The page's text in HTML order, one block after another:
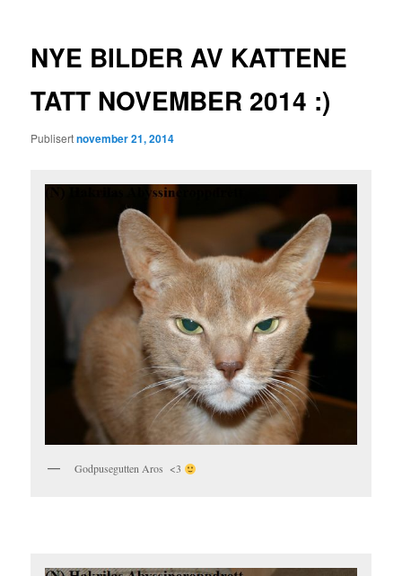
NYE BILDER AV KATTENE
TATT NOVEMBER 2014 :)
Publisertnovember 21, 2014
Godpusegutten Aros <3